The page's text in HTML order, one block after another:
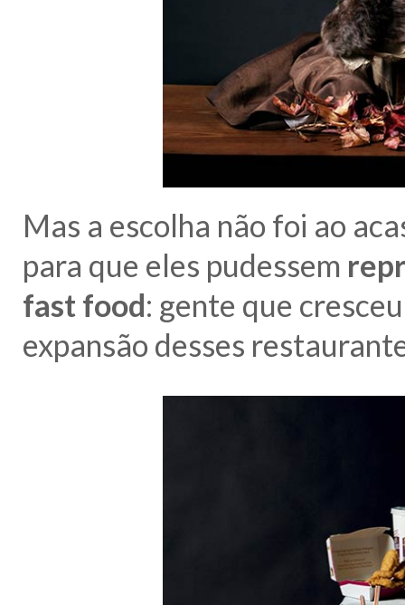
Mas a escolha não foi ao
para que eles pudessem
fast food: gente que
expansão desses